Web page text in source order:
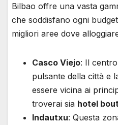
Bilbao offre una vasta
che soddisfano ogni
migliori aree dove
Casco Viejo: Il
pulsante della città e
essere vicina ai
troverai sia hotel
Indautxu: Questa